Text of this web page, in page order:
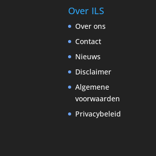
Over ILS
Over ons
Contact
Nieuws
Disclaimer
Algemene
voorwaarden
Privacybeleid